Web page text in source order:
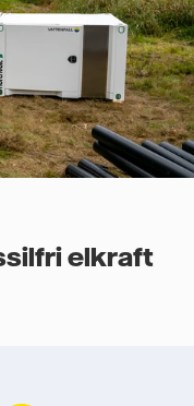
elkraft